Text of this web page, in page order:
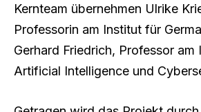
Kernteam übernehmen Ulrike
Professorin am Institut für
Gerhard Friedrich, Professor am
Artificial Intelligence und